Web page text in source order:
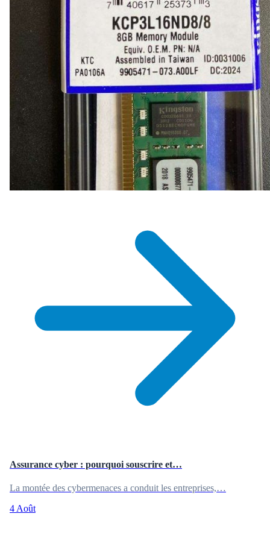
Assurance cyber : pourquoi souscrire et…
La montée des cybermenaces a conduit les entreprises,…
4 Août